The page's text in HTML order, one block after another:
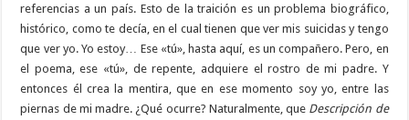
referencias a un país. Esto de la traición es un problema biográfico,
histórico, como te decía, en el cual tienen que ver mis suicidas y tengo
que ver yo. Yo estoy… Ese «tú», hasta aquí, es un compañero. Pero, en
el poema, ese «tú», de repente, adquiere el rostro de mi padre. Y
entonces él crea la mentira, que en ese momento soy yo, entre las
piernas de mi madre. ¿Qué ocurre? Naturalmente, que Descripción de